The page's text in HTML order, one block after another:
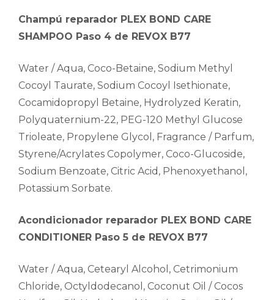
Champú reparador PLEX BOND CARE
SHAMPOO Paso 4 de REVOX B77
Water / Aqua, Coco-Betaine, Sodium Methyl
Cocoyl Taurate, Sodium Cocoyl Isethionate,
Cocamidopropyl Betaine, Hydrolyzed Keratin,
Polyquaternium-22, PEG-120 Methyl Glucose
Trioleate, Propylene Glycol, Fragrance / Parfum,
Styrene/Acrylates Copolymer, Coco-Glucoside,
Sodium Benzoate, Citric Acid, Phenoxyethanol,
Potassium Sorbate.
Acondicionador reparador PLEX BOND CARE
CONDITIONER Paso 5 de REVOX B77
Water / Aqua, Cetearyl Alcohol, Cetrimonium
Chloride, Octyldodecanol, Coconut Oil / Cocos